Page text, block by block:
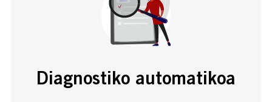
Diagnostiko automatikoa